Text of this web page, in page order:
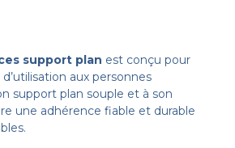
support plan est conçu pour
aux personnes
support plan souple et à son
une adhérence fiable et durable